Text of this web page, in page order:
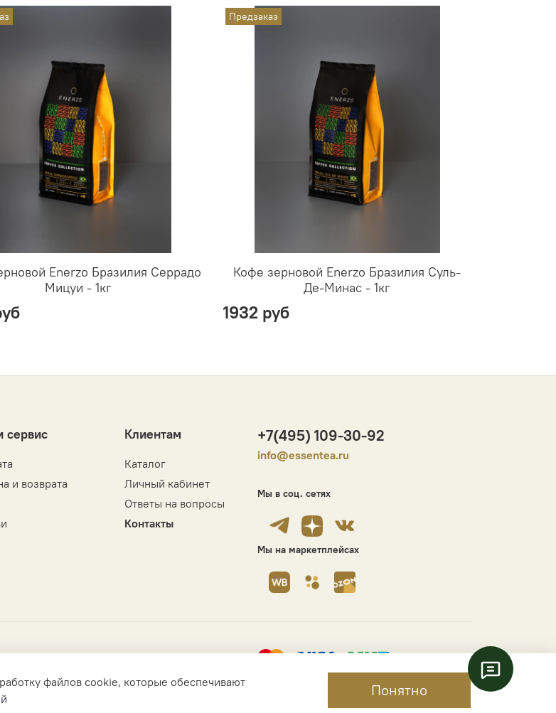
Enerzo Бразилия Серрадо
Мицуи - 1кг
Предзаказ
Кофе зерновой Enerzo Бразилия Суль-
Де-Минас - 1кг
1932 руб
сервис
и возврата
Клиентам
Каталог
Личный кабинет
Ответы на вопросы
Контакты
+7(495) 109-30-92
info@essentea.ru
Мы в соц. сетях
Мы на маркетплейсах
файлов cookie, которые обеспечивают
Понятно